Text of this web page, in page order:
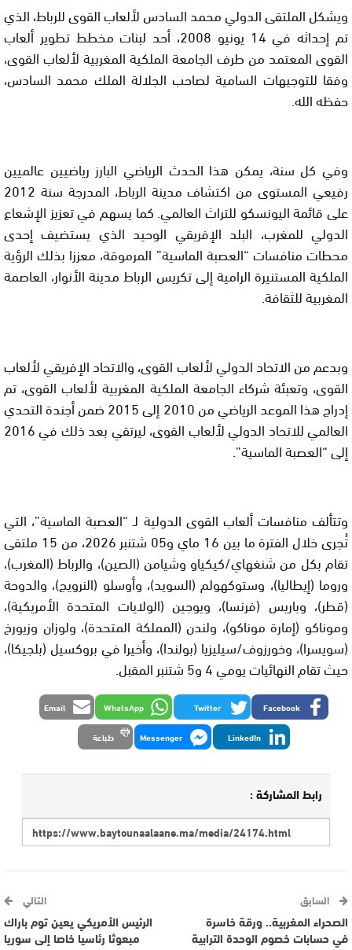
ويشكل الملتقى الدولي محمد السادس لألعاب القوى للرباط، الذي
تم إحداثه في 14 يونيو 2008، أحد لبنات مخطط تطوير ألعاب
القوى المعتمد من طرف الجامعة الملكية المغربية لألعاب القوى،
وفقا للتوجيهات السامية لصاحب الجلالة الملك محمد السادس،
حفظه الله.
وفي كل سنة، يمكن هذا الحدث الرياضي البارز رياضيين عالميين
رفيعي المستوى من اكتشاف مدينة الرباط، المدرجة سنة 2012
على قائمة اليونسكو للتراث العالمي. كما يسهم في تعزيز الإشعاع
الدولي للمغرب، البلد الإفريقي الوحيد الذي يستضيف إحدى
محطات منافسات “العصبة الماسية” المرموقة، معززا بذلك الرؤية
الملكية المستنيرة الرامية إلى تكريس الرباط مدينة الأنوار، العاصمة
المغربية للثقافة.
وبدعم من الاتحاد الدولي لألعاب القوى، والاتحاد الإفريقي لألعاب
القوى، وتعبئة شركاء الجامعة الملكية المغربية لألعاب القوى، تم
إدراج هذا الموعد الرياضي من 2010 إلى 2015 ضمن أجندة التحدي
العالمي للاتحاد الدولي لألعاب القوى، ليرتقي بعد ذلك في 2016
إلى “العصبة الماسية”.
وتتألف منافسات ألعاب القوى الدولية لـ “العصبة الماسية”، التي
تُجرى خلال الفترة ما بين 16 ماي و05 شتنبر 2026، من 15 ملتقى
تقام بكل من شنغهاي/كيكياو وشيامن (الصين)، والرباط (المغرب)،
وروما (إيطاليا)، وستوكهولم (السويد)، وأوسلو (النرويج)، والدوحة
(قطر)، وباريس (فرنسا)، ويوجين (الولايات المتحدة الأمريكية)،
وموناكو (إمارة موناكو)، ولندن (المملكة المتحدة)، ولوزان وزيورخ
(سويسرا)، وخورزوف/سيليزيا (بولندا)، وأخيرا في بروكسيل (بلجيكا)،
حيث تقام النهائيات يومي 4 و5 شتنبر المقبل.
Facebook
Twitter
WhatsApp
Email
LinkedIn
Messenger طباعة
رابط المشاركة :
السابق
الصحراء المغربية.. ورقة خاسرة
في حسابات خصوم الوحدة الترابية
التالي
الرئيس الأمريكي يعين توم باراك
مبعوثا رئاسيا خاصا إلى سوريا